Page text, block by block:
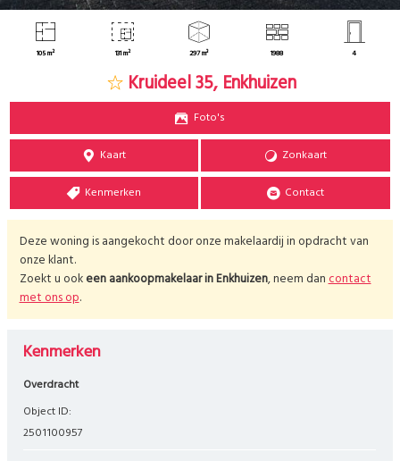
105 m² 131 m² 297 m³ 1988 4
Kruideel 35, Enkhuizen
Foto's
Kaart Zonkaart
Kenmerken Contact
Deze woning is aangekocht door onze makelaardij in opdracht van
onze klant.
Zoekt u ookeen aankoopmakelaar inEnkhuizen, neem dancontact
met ons op.
Kenmerken
Overdracht
Object ID:
2501100957